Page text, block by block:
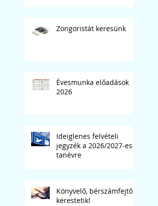
Zongoristát keresünk
Évesmunka előadások
2026
Ideiglenes felvételi
jegyzék a 2026/2027-es
tanévre
Könyvelő, bérszámfejtő
kerestetik!